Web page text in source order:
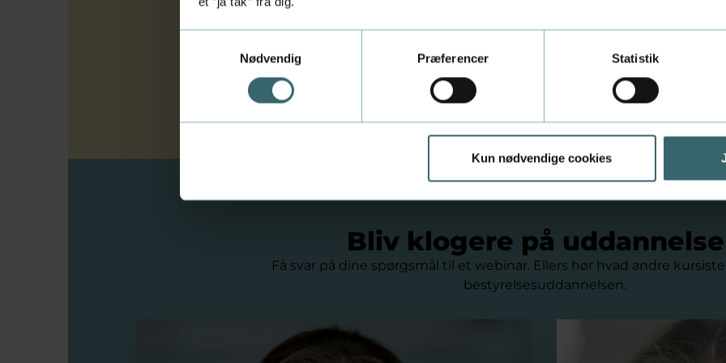
Nødvendig
Præferencer Statistik
Kun nødvendige cookies
dens praktiske tilgang. Med undervisere fra erhvervslivet, cases fra den
”Man skal ikke bare fylde en stol i bestyrelsen. Man skal være helt klar
bidrager, og det lærer man på uddannelsen.”
Bliv klogere på
Få svar på dine spørgsmål til et webinar. Ellers hør hvad andre
bestyrelsesuddannelsen.
Maren har fået blik for sin bestyrelses ansvar og opgaver Marie ser frem til at tage